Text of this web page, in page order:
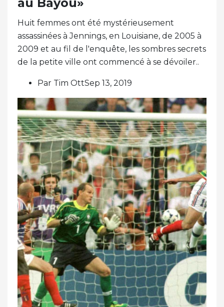
Huit femmes ont été mystérieusement
assassinées à Jennings, en Louisiane, de 2005 à
2009 et au fil de l'enquête, les sombres secrets
de la petite ville ont commencé à se dévoiler..
Par Tim OttSep 13, 2019